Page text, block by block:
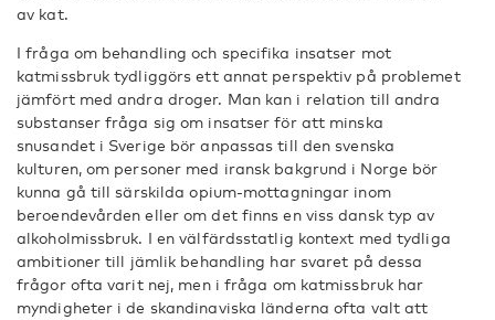
av kat.
I fråga om behandling och specifika insatser mot
katmissbruk tydliggörs ett annat perspektiv på problemet
jämfört med andra droger. Man kan i relation till andra
substanser fråga sig om insatser för att minska
snusandet i Sverige bör anpassas till den svenska
kulturen, om personer med iransk bakgrund i Norge bör
kunna gå till särskilda opium-mottagningar inom
beroendevården eller om det finns en viss dansk typ av
alkoholmissbruk. I en välfärdsstatlig kontext med tydliga
ambitioner till jämlik behandling har svaret på dessa
frågor ofta varit nej, men i fråga om katmissbruk har
myndigheter i de skandinaviska länderna ofta valt att